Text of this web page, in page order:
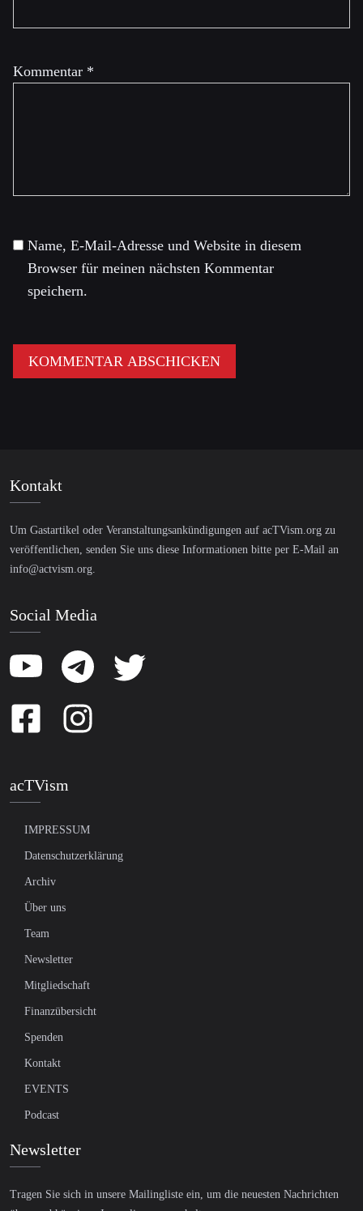
Kommentar *
Name, E-Mail-Adresse und Website in diesem
Browser für meinen nächsten Kommentar
speichern.
Kontakt
Um Gastartikel oder Veranstaltungsankündigungen auf acTVism.org zu
veröffentlichen, senden Sie uns diese Informationen bitte per E-Mail an
info@actvism.org.
Social Media
acTVism
IMPRESSUM
Datenschutzerklärung
Archiv
Über uns
Team
Newsletter
Mitgliedschaft
Finanzübersicht
Spenden
Kontakt
EVENTS
Podcast
Newsletter
Tragen Sie sich in unsere Mailingliste ein, um die neuesten Nachrichten